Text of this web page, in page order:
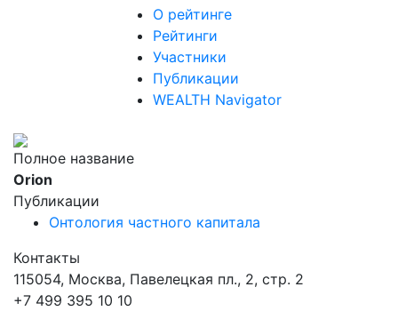
О рейтинге
Рейтинги
Участники
Публикации
WEALTH Navigator
Полное название
Orion
Публикации
Онтология частного капитала
Контакты
115054, Москва, Павелецкая пл., 2, стр. 2
+7 499 395 10 10